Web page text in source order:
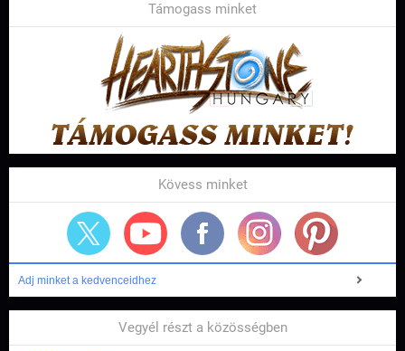
Támogass minket
Kövess minket
Adj minket a kedvenceidhez
Vegyél részt a közösségben